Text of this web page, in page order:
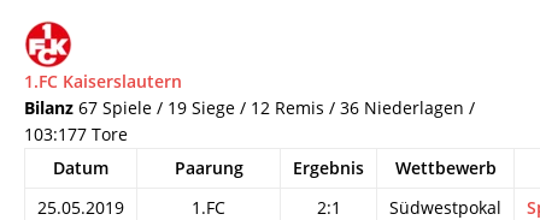
1.FC Kaiserslautern
Bilanz 67 Spiele / 19 Siege / 12 Remis / 36 Niederlagen /
103:177 Tore
Datum
Paarung Ergebnis
Wettbewerb
25.05.2019
1.FC
2:1 Südwestpokal